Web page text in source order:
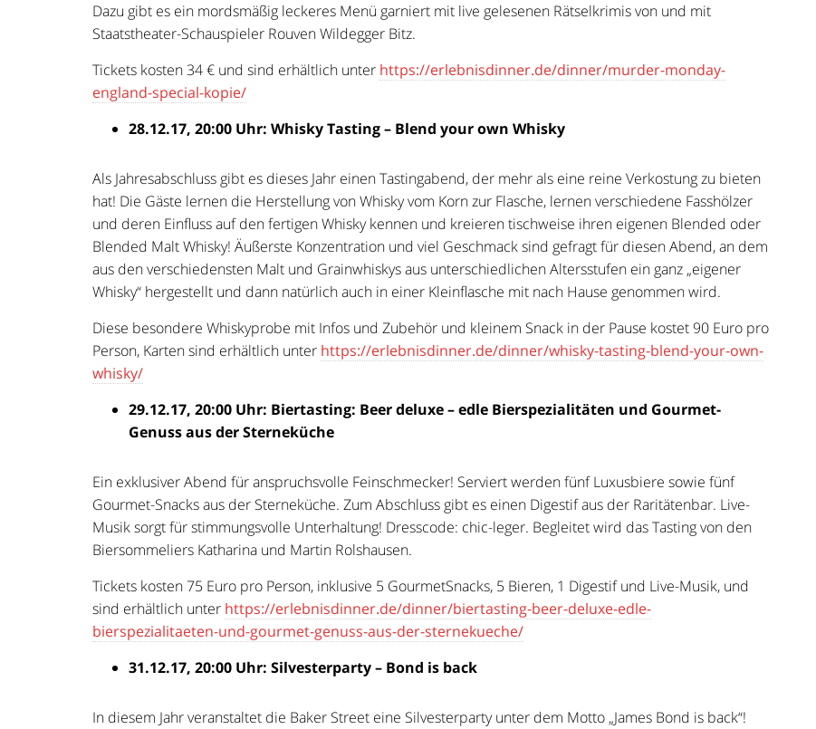
Dazu gibt es ein mordsmäßig leckeres Menü garniert mit live gelesenen Rätselkrimis von und mit
Staatstheater-Schauspieler Rouven Wildegger Bitz.
Tickets kosten 34 € und sind erhältlich unter https://erlebnisdinner.de/dinner/murder-monday-
england-special-kopie/
28.12.17, 20:00 Uhr: Whisky Tasting – Blend your own Whisky
Als Jahresabschluss gibt es dieses Jahr einen Tastingabend, der mehr als eine reine Verkostung zu bieten
hat! Die Gäste lernen die Herstellung von Whisky vom Korn zur Flasche, lernen verschiedene Fasshölzer
und deren Einfluss auf den fertigen Whisky kennen und kreieren tischweise ihren eigenen Blended oder
Blended Malt Whisky! Äußerste Konzentration und viel Geschmack sind gefragt für diesen Abend, an dem
aus den verschiedensten Malt und Grainwhiskys aus unterschiedlichen Altersstufen ein ganz „eigener
Whisky“ hergestellt und dann natürlich auch in einer Kleinflasche mit nach Hause genommen wird.
Diese besondere Whiskyprobe mit Infos und Zubehör und kleinem Snack in der Pause kostet 90 Euro pro
Person, Karten sind erhältlich unter https://erlebnisdinner.de/dinner/whisky-tasting-blend-your-own-
whisky/
29.12.17, 20:00 Uhr: Biertasting: Beer deluxe – edle Bierspezialitäten und Gourmet-
Genuss aus der Sterneküche
Ein exklusiver Abend für anspruchsvolle Feinschmecker! Serviert werden fünf Luxusbiere sowie fünf
Gourmet-Snacks aus der Sterneküche. Zum Abschluss gibt es einen Digestif aus der Raritätenbar. Live-
Musik sorgt für stimmungsvolle Unterhaltung! Dresscode: chic-leger. Begleitet wird das Tasting von den
Biersommeliers Katharina und Martin Rolshausen.
Tickets kosten 75 Euro pro Person, inklusive 5 GourmetSnacks, 5 Bieren, 1 Digestif und Live-Musik, und
sind erhältlich unter https://erlebnisdinner.de/dinner/biertasting-beer-deluxe-edle-
bierspezialitaeten-und-gourmet-genuss-aus-der-sternekueche/
31.12.17, 20:00 Uhr: Silvesterparty – Bond is back
In diesem Jahr veranstaltet die Baker Street eine Silvesterparty unter dem Motto „James Bond is back“!